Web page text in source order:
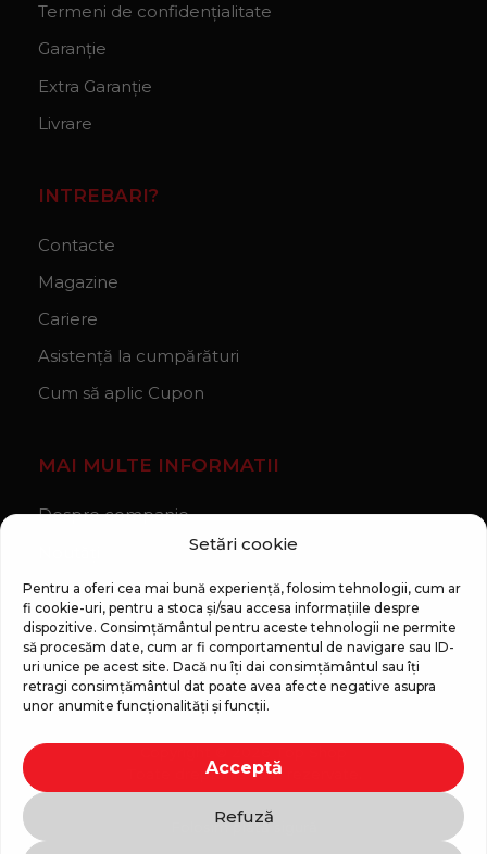
Setări cookie
Pentru a oferi cea mai bună experiență, folosim tehnologii, cum ar
fi cookie-uri, pentru a stoca și/sau accesa informațiile despre
dispozitive. Consimțământul pentru aceste tehnologii ne permite
să procesăm date, cum ar fi comportamentul de navigare sau ID-
uri unice pe acest site. Dacă nu îți dai consimțământul sau îți
retragi consimțământul dat poate avea afecte negative asupra
unor anumite funcționalități și funcții.
Acceptă
Refuză
Termeni de confidențialitate
Garanție
Extra Garanție
Livrare
INTREBARI?
Contacte
Magazine
Cariere
Asistență la cumpărături
Cum să aplic Cupon
MAI MULTE INFORMATII
Despre companie
Regulament Campanie „100 zile pana la vis”
Toate drepturile sunt rezervate.
Folosim plată sigură